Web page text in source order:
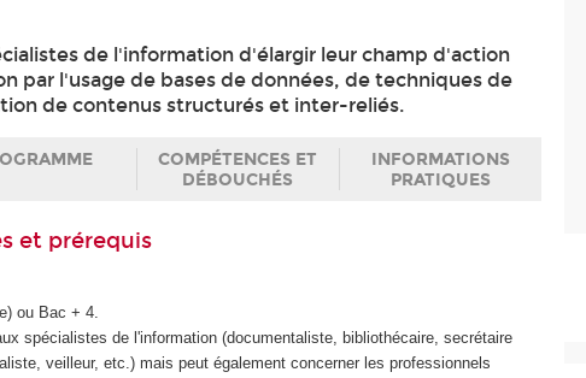
de l'information d'élargir leur champ d'action
par l'usage de bases de données, de techniques de
de contenus structurés et inter-reliés.
COMPÉTENCES ET
DÉBOUCHÉS
INFORMATIONS
PRATIQUES
et prérequis
ou Bac + 4.
spécialistes de l'information (documentaliste, bibliothécaire, secrétaire
veilleur, etc.) mais peut également concerner les professionnels